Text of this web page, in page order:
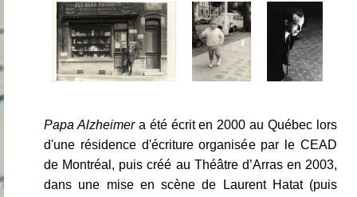
Papa Alzheimera été écrit en 2000 au Québec lors
d'une résidence d'écriture organisée par le CEAD
de Montréal, puis créé au Théâtre d’Arras en 2003,
dans une mise en scène de Laurent Hatat (puis